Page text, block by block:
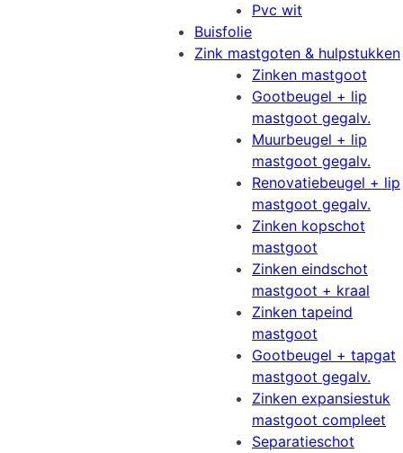
Pvc wit
Buisfolie
Zink mastgoten & hulpstukken
Zinken mastgoot
Gootbeugel + lip
mastgoot gegalv.
Muurbeugel + lip
mastgoot gegalv.
Renovatiebeugel + lip
mastgoot gegalv.
Zinken kopschot
mastgoot
Zinken eindschot
mastgoot + kraal
Zinken tapeind
mastgoot
Gootbeugel + tapgat
mastgoot gegalv.
Zinken expansiestuk
mastgoot compleet
Separatieschot